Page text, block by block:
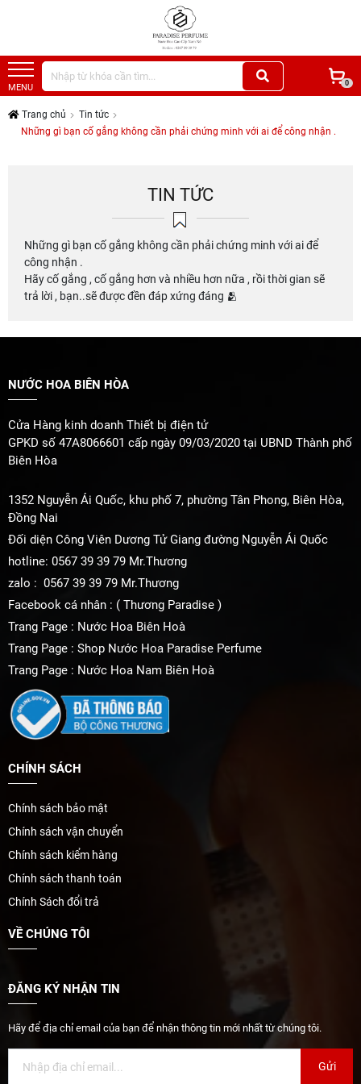
MENU 0
Trang chủ
Tin tức
Những gì bạn cố gắng không cần phải chứng minh với ai để công nhận .
TIN TỨC
Những gì bạn cố gắng không cần phải chứng minh với ai để
công nhận .
Hãy cố gắng , cố gắng hơn và nhiều hơn nữa , rồi thời gian sẽ
trả lời , bạn..sẽ được đền đáp xứng đáng 🫂
NƯỚC HOA BIÊN HÒA
Cửa Hàng kinh doanh Thiết bị điện tử
GPKD số 47A8066601 cấp ngày 09/03/2020 tại UBND Thành phố
Biên Hòa
1352 Nguyễn Ái Quốc, khu phố 7, phường Tân Phong, Biên Hòa,
Đồng Nai
Đối diện Công Viên Dương Tử Giang đường Nguyễn Ái Quốc
hotline: 0567 39 39 79 Mr.Thương
zalo : 0567 39 39 79 Mr.Thương
Facebook cá nhân : ( Thương Paradise )
Trang Page : Nước Hoa Biên Hoà
Trang Page : Shop Nước Hoa Paradise Perfume
Trang Page : Nước Hoa Nam Biên Hoà
CHÍNH SÁCH
Chính sách bảo mật
Chính sách vận chuyển
Chính sách kiểm hàng
Chính sách thanh toán
Chính Sách đổi trả
VỀ CHÚNG TÔI
ĐĂNG KÝ NHẬN TIN
Hãy để địa chỉ email của bạn để nhận thông tin mới nhất từ chúng tôi.
Gửi